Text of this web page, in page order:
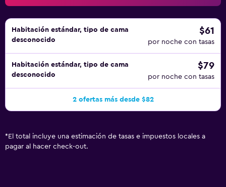
Habitación estándar, tipo de cama
desconocido
$61
por noche con tasas
Habitación estándar, tipo de cama
desconocido
$79
por noche con tasas
2 ofertas más desde $82
* El total incluye una estimación de tasas e impuestos locales a
pagar al hacer check-out.